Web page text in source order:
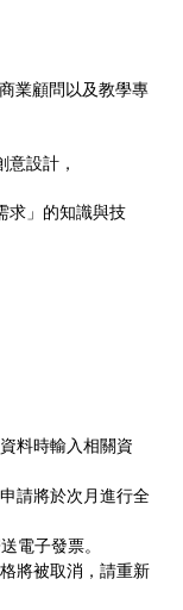
業顧問以及教學專
設計，
求」的知識與技
料時輸入相關資
請將於次月進行全
電子發票。
將被取消，請重新